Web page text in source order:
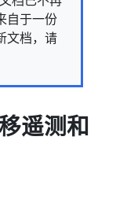
自于一份
文档，请
遥测和